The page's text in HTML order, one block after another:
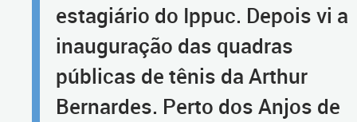
estagiário do Ippuc. Depois vi a
inauguração das quadras
públicas de tênis da Arthur
Bernardes. Perto dos Anjos de